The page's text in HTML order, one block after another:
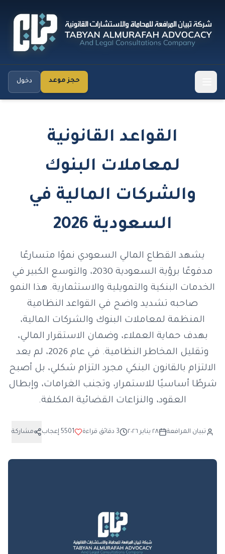
حجز موعد دخول
القواعد القانونية
لمعاملات البنوك
والشركات المالية في
السعودية 2026
يشهد القطاع المالي السعودي نموًا متسارعًا
مدفوعًا برؤية السعودية 2030، والتوسع الكبير في
الخدمات البنكية والتمويلية والاستثمارية. هذا النمو
صاحبه تشديد واضح في القواعد النظامية
المنظمة لمعاملات البنوك والشركات المالية،
بهدف حماية العملاء، وضمان الاستقرار المالي،
وتقليل المخاطر النظامية. في عام 2026، لم يعد
الالتزام بالقانون البنكي مجرد التزام شكلي، بل أصبح
شرطًا أساسيًا للاستمرار، وتجنب الغرامات، وإبطال
العقود، والنزاعات القضائية المكلفة.
تبيان المرافعة ٢٨ يناير ٢٠٢٦ 3 دقائق قراءة 5501 إعجاب مشاركة